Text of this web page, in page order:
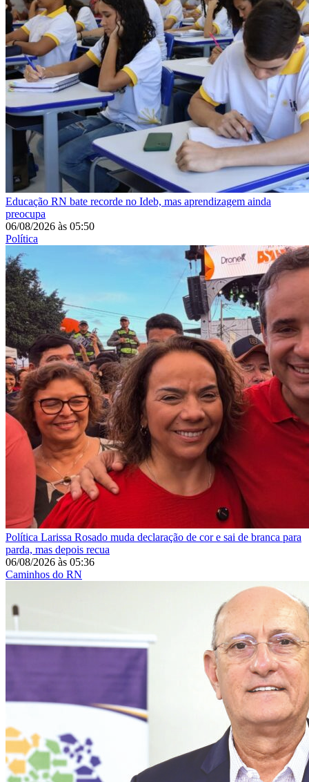
Educação RN bate recorde no Ideb, mas aprendizagem ainda
preocupa
06/08/2026 às 05:50
Política
Política Larissa Rosado muda declaração de cor e sai de branca para
parda, mas depois recua
06/08/2026 às 05:36
Caminhos do RN